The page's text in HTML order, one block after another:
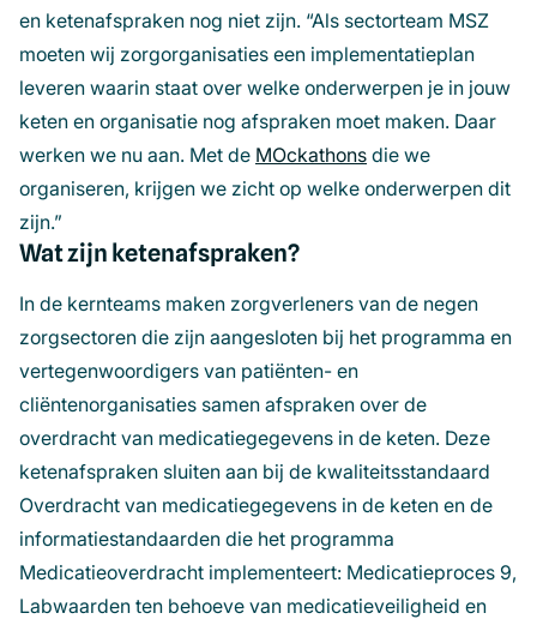
en ketenafspraken nog niet zijn. “Als sectorteam MSZ
moeten wij zorgorganisaties een implementatieplan
leveren waarin staat over welke onderwerpen je in jouw
keten en organisatie nog afspraken moet maken. Daar
werken we nu aan. Met de MOckathons (opent
in
die we
organiseren, krijgen we zicht op welke onderwerpen dit
zijn.”
Wat zijn ketenafspraken?
In de kernteams maken zorgverleners van de negen
zorgsectoren die zijn aangesloten bij het programma en
vertegenwoordigers van patiënten- en
cliëntenorganisaties samen afspraken over de
overdracht van medicatiegegevens in de keten. Deze
ketenafspraken sluiten aan bij de kwaliteitsstandaard
Overdracht van medicatiegegevens in de keten en de
informatiestandaarden die het programma
Medicatieoverdracht implementeert: Medicatieproces 9,
Labwaarden ten behoeve van medicatieveiligheid en